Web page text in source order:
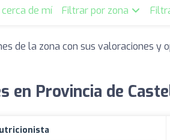
de mí Filtrar por zona
de la zona con sus valoraciones y
en Provincia de